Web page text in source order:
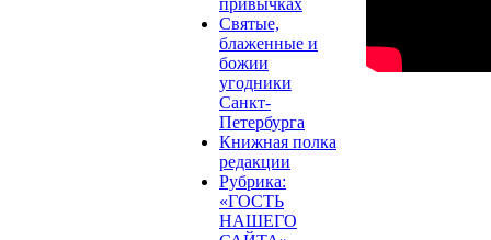
Святые,
блаженные и
божии
угодники
Санкт-
Петербурга
Книжная полка
редакции
Рубрика:
«ГОСТЬ
НАШЕГО